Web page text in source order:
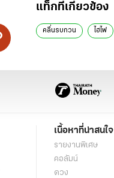
แท็กที่เกี่ยวข้อง
คลื่นรบกวน ไฮไฟ
เนื้อหาที่น่าสนใจ
รายงานพิเศษ
คอลัมน์
ดวง